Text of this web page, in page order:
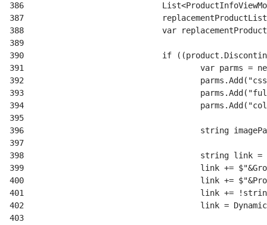
386
387
388
389
390
391
392
393
394
395
396
397
398
399
400
401
402
403